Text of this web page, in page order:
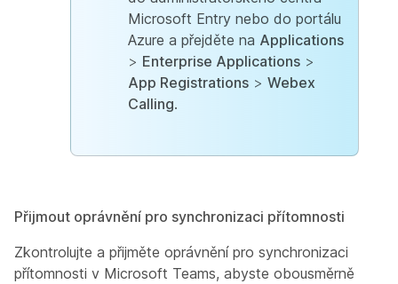
Microsoft Entry nebo do portálu
Azure a přejděte na Applications
> Enterprise Applications >
App Registrations > Webex
Calling.
Přijmout oprávnění pro synchronizaci přítomnosti
Zkontrolujte a přijměte oprávnění pro synchronizaci
přítomnosti v Microsoft Teams, abyste obousměrně